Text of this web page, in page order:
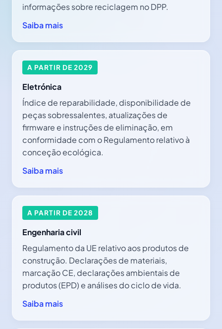
informações sobre reciclagem no DPP.
Saiba mais
A PARTIR DE 2029
Eletrónica
Índice de reparabilidade, disponibilidade de
peças sobressalentes, atualizações de
firmware e instruções de eliminação, em
conformidade com o Regulamento relativo à
conceção ecológica.
Saiba mais
A PARTIR DE 2028
Engenharia civil
Regulamento da UE relativo aos produtos de
construção. Declarações de materiais,
marcação CE, declarações ambientais de
produtos (EPD) e análises do ciclo de vida.
Saiba mais